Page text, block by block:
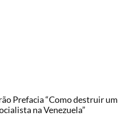
Prefacia “Como destruir um
na Venezuela”